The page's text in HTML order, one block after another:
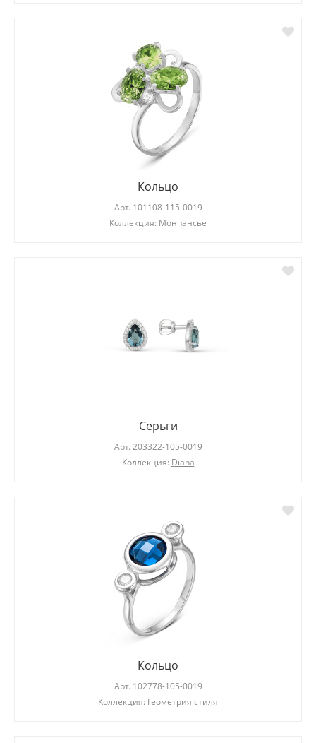
Кольцо
Арт. 101108-115-0019
Коллекция: Монпансье
Серьги
Арт. 203322-105-0019
Коллекция: Diana
Кольцо
Арт. 102778-105-0019
Коллекция: Геометрия стиля